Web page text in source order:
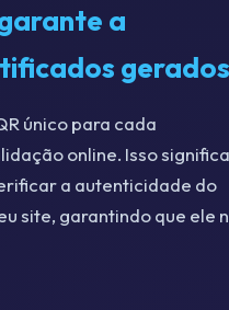
a
único para cada
online. Isso significa
a autenticidade do
site, garantindo que ele